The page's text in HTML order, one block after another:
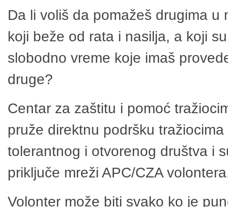
Da li voliš da pomažeš drugima
koji beže od rata i nasilja, a koji
slobodno vreme koje imaš
druge?
Centar za zaštitu i pomoć
pruže direktnu podršku
tolerantnog i otvorenog društva i
priključe mreži APC/CZA
Volonter može biti svako ko je